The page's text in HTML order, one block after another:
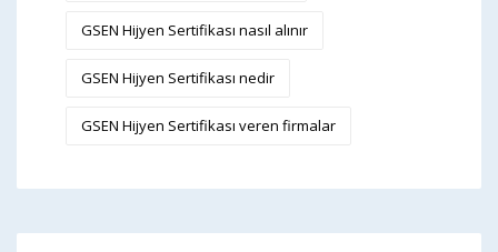
GSEN Hijyen Sertifikası nasıl alınır
GSEN Hijyen Sertifikası nedir
GSEN Hijyen Sertifikası veren firmalar